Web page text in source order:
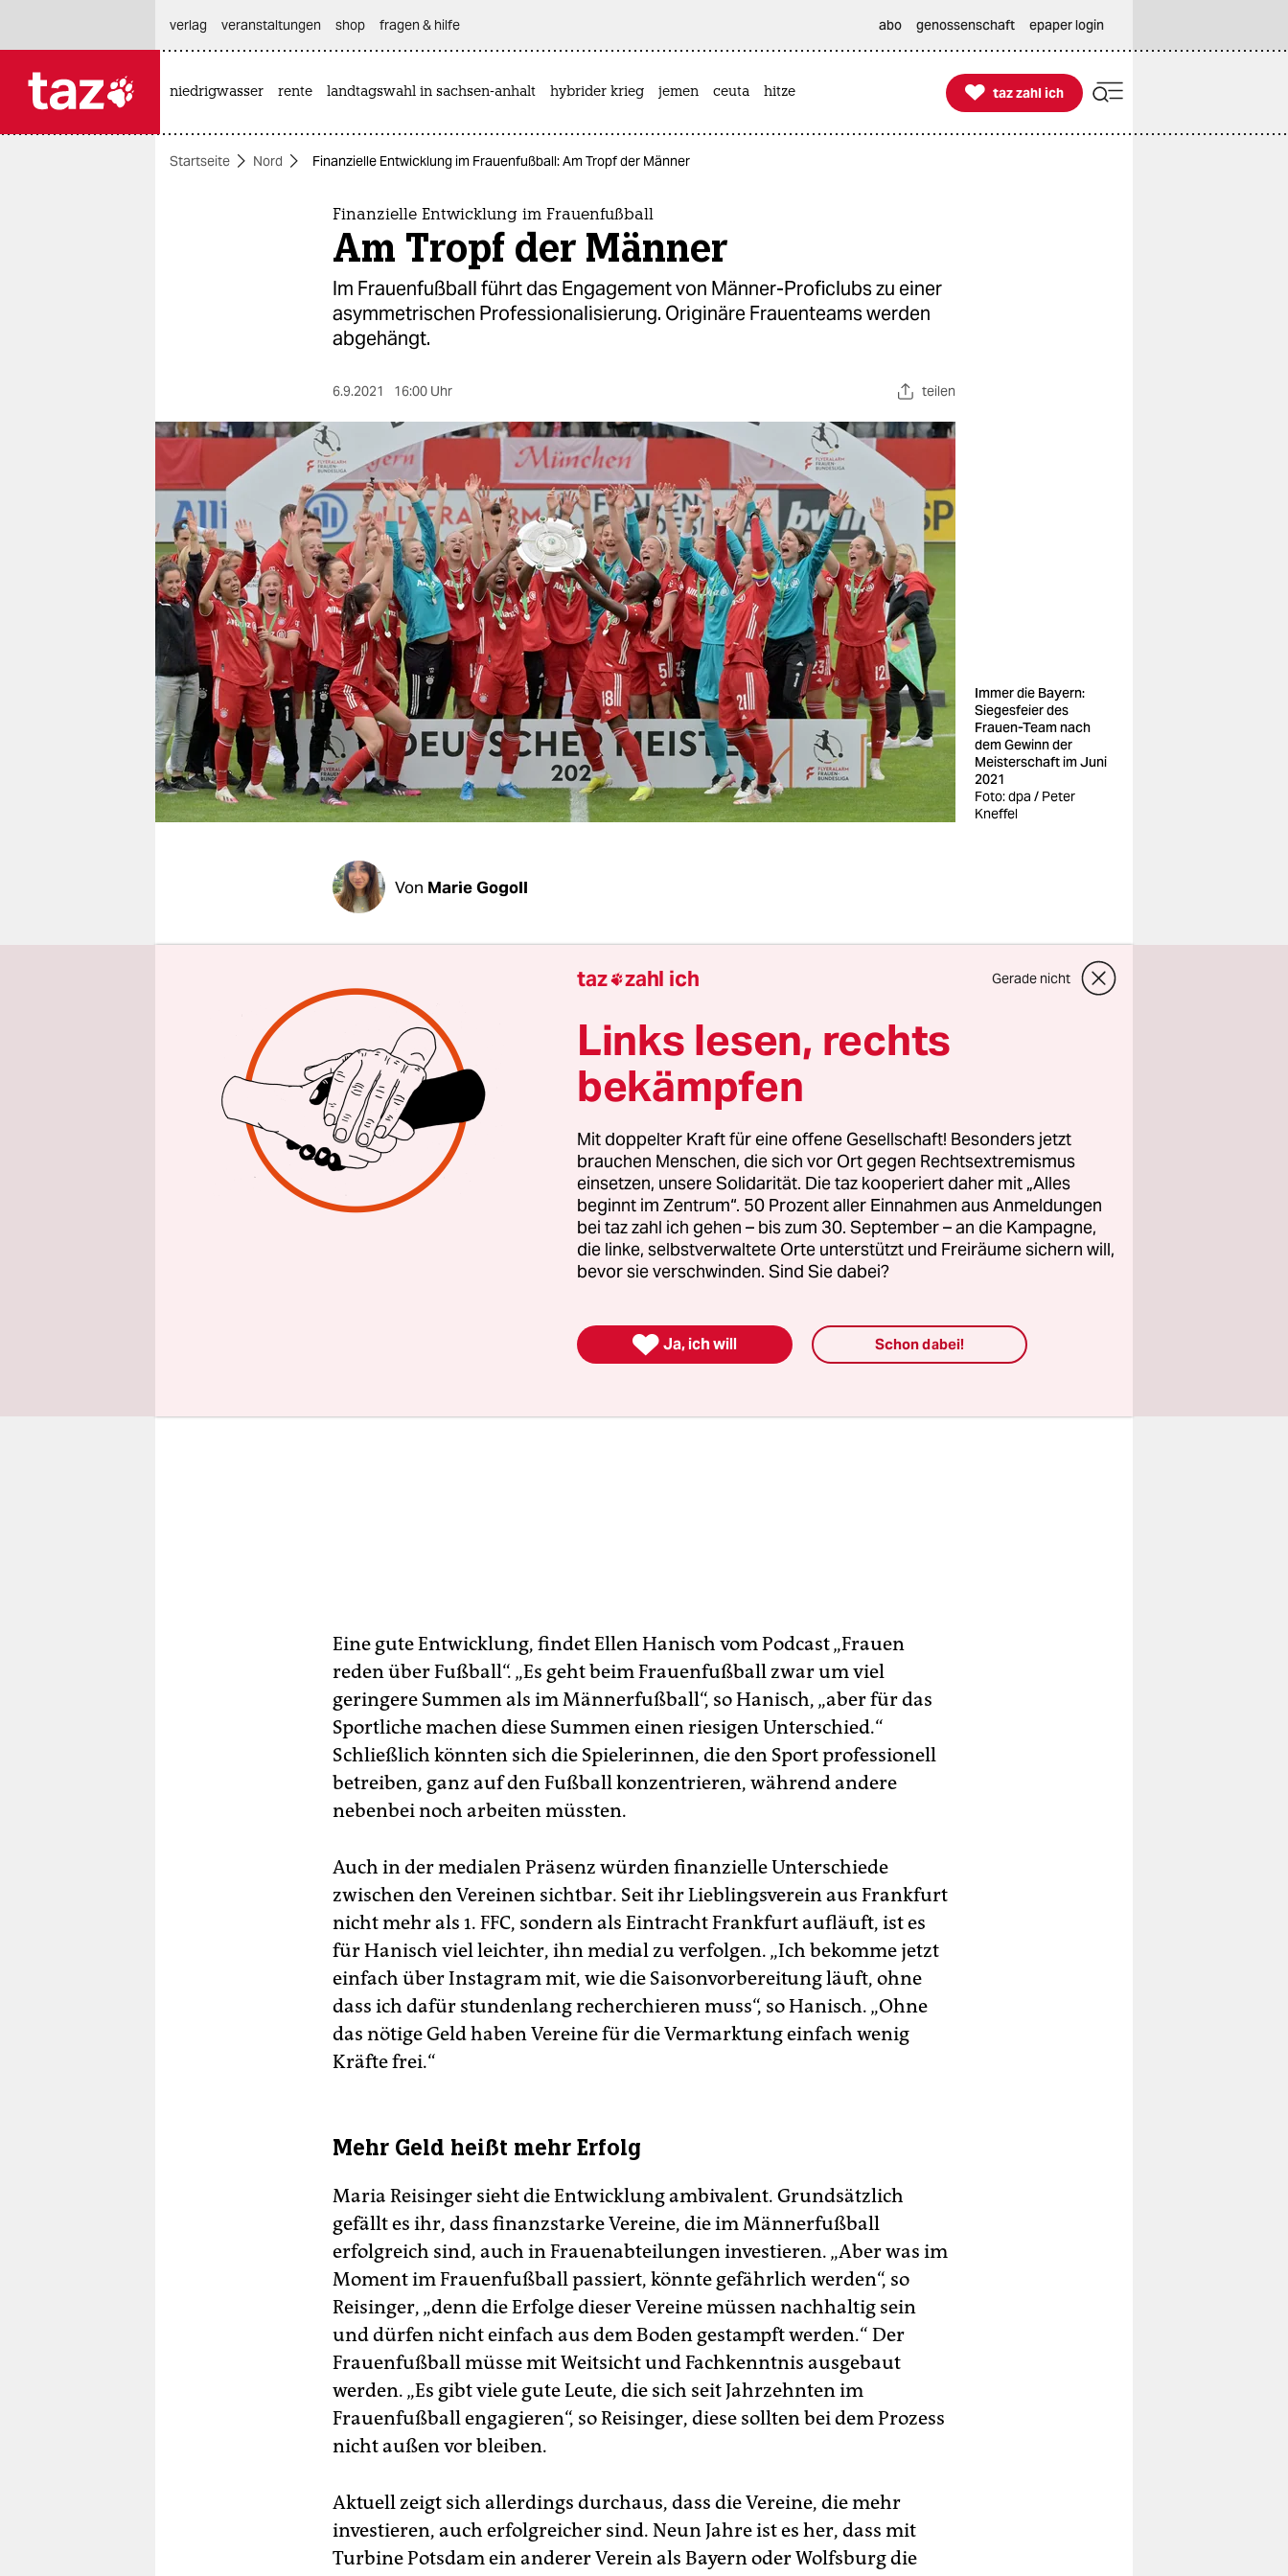
themen
berlin
nord
wahrheit
verlag
verlag
veranstaltungen
shop
fragen & hilfe
unterstützen
abo
genossenschaft
verlag
veranstaltungen shop fragen & hilfe abo genossenschaft epaper login
niedrigwasser rente landtagswahl in sachsen-anhalt hybrider krieg jemen ceuta hitze 
taz zahl ich
taz zahl ich
Startseite Nord Finanzielle Entwicklung im Frauenfußball: Am Tropf der Männer
Finanzielle Entwicklung im Frauenfußball
Am Tropf der Männer
Im Frauenfußball führt das Engagement von Männer-Proficlubs zu einer
asymmetrischen Professionalisierung. Originäre Frauenteams werden
abgehängt.
6.9.2021 16:00 Uhr teilen
Immer die Bayern:
Siegesfeier des
Frauen-Team nach
dem Gewinn der
Meisterschaft im Juni
2021
Foto: dpa / Peter
Kneffel
Von Marie Gogoll
Als Maria Reisinger in den 90er-Jahren bei Heike Rheine in der
Bundesliga gespielt hat, war Geld kein Thema. Stolz sei man auf
gelegentliche Aufwandsentschädigungen zwar schon gewesen, meint
die heute 50 Jahre alte sportliche Leiterin des SV Meppen, „aber außer
dem Fußball war damals alles Nebensache“.
Mittlerweile kostet ein Trikot der Frauenmannschaft des FC Bayern im
Fanshop knapp 90 Euro und es gibt in Deutschland Frauen, die vom
Fußballspielen leben können. Wenn auch gesichert nur in drei
Vereinen: Beim FC Bayern, dem VfL Wolfsburg und bei Eintracht
Eine gute Entwicklung, findet Ellen Hanisch vom Podcast „Frauen
reden über Fußball“. „Es geht beim Frauenfußball zwar um viel
geringere Summen als im Männerfußball“, so Hanisch, „aber für das
Sportliche machen diese Summen einen riesigen Unterschied.“
Schließlich könnten sich die Spielerinnen, die den Sport professionell
betreiben, ganz auf den Fußball konzentrieren, während andere
nebenbei noch arbeiten müssten.
Auch in der medialen Präsenz würden finanzielle Unterschiede
zwischen den Vereinen sichtbar. Seit ihr Lieblingsverein aus Frankfurt
nicht mehr als 1. FFC, sondern als Eintracht Frankfurt aufläuft, ist es
für Hanisch viel leichter, ihn medial zu verfolgen. „Ich bekomme jetzt
einfach über Instagram mit, wie die Saisonvorbereitung läuft, ohne
dass ich dafür stundenlang recherchieren muss“, so Hanisch. „Ohne
das nötige Geld haben Vereine für die Vermarktung einfach wenig
Kräfte frei.“
Mehr Geld heißt mehr Erfolg
Maria Reisinger sieht die Entwicklung ambivalent. Grundsätzlich
gefällt es ihr, dass finanzstarke Vereine, die im Männerfußball
erfolgreich sind, auch in Frauenabteilungen investieren. „Aber was im
Moment im Frauenfußball passiert, könnte gefährlich werden“, so
Reisinger, „denn die Erfolge dieser Vereine müssen nachhaltig sein
und dürfen nicht einfach aus dem Boden gestampft werden.“ Der
Frauenfußball müsse mit Weitsicht und Fachkenntnis ausgebaut
werden. „Es gibt viele gute Leute, die sich seit Jahrzehnten im
Frauenfußball engagieren“, so Reisinger, diese sollten bei dem Prozess
nicht außen vor bleiben.
Aktuell zeigt sich allerdings durchaus, dass die Vereine, die mehr
investieren, auch erfolgreicher sind. Neun Jahre ist es her, dass mit
Turbine Potsdam ein anderer Verein als Bayern oder Wolfsburg die
taz zahl ich Gerade nicht
Links lesen, rechts
bekämpfen
Mit doppelter Kraft für eine offene Gesellschaft! Besonders jetzt
brauchen Menschen, die sich vor Ort gegen Rechtsextremismus
einsetzen, unsere Solidarität. Die taz kooperiert daher mit „Alles
beginnt im Zentrum“. 50 Prozent aller Einnahmen aus Anmeldungen
bei taz zahl ich gehen – bis zum 30. September – an die Kampagne,
die linke, selbstverwaltete Orte unterstützt und Freiräume sichern will,
bevor sie verschwinden. Sind Sie dabei?
 Ja, ich will Schon dabei!